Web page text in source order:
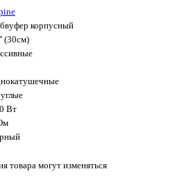
корпусный
(30см)
Вт
товара могут изменяться